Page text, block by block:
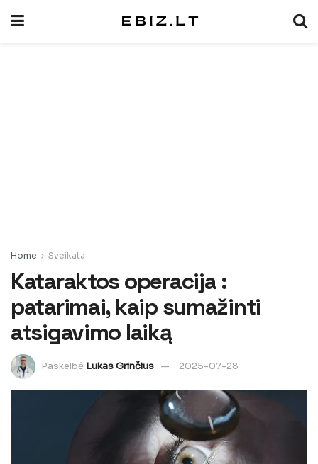
Home Sveikata
Kataraktos operacija :
patarimai, kaip sumažinti
atsigavimo laiką
Paskelbė Lukas Grinčius 2025-07-28